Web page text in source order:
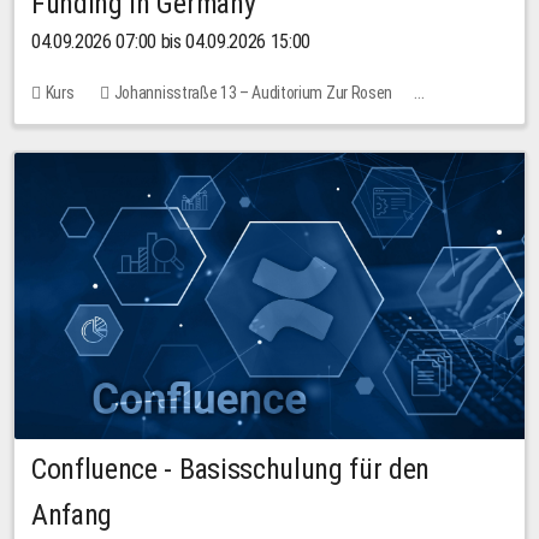
04.09.2026 07:00 bis 04.09.2026 15:00
Kurs
Johannisstraße 13 – Auditorium Zur Rosen
Keine freien Plätze
Confluence - Basisschulung für den
Anfang